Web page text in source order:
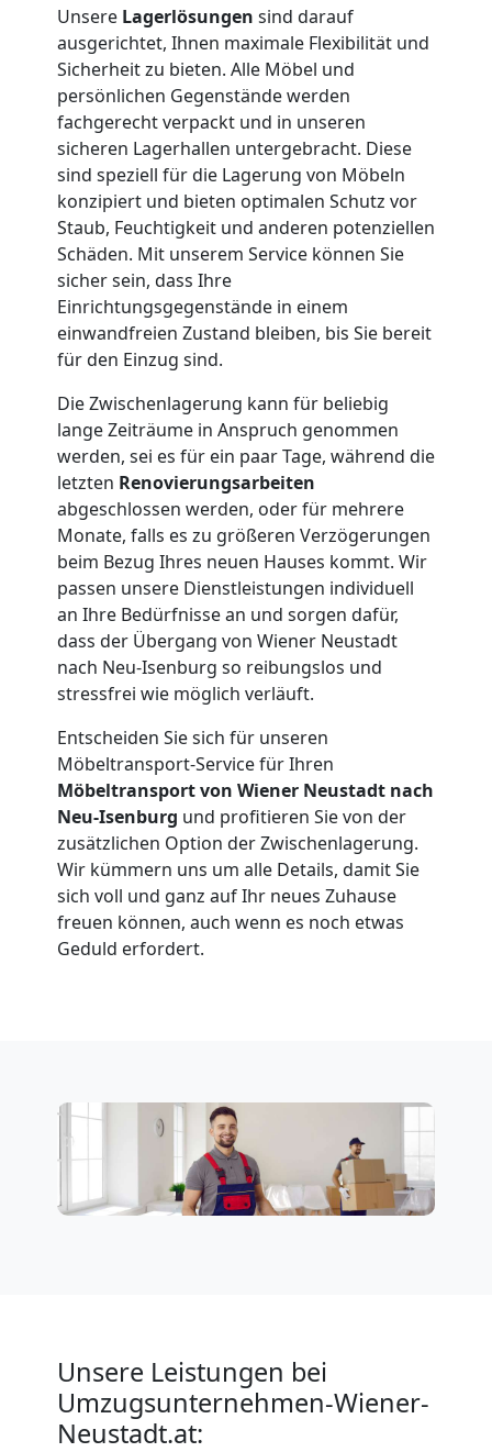
Unsere Lagerlösungen sind darauf
ausgerichtet, Ihnen maximale Flexibilität und
Sicherheit zu bieten. Alle Möbel und
persönlichen Gegenstände werden
fachgerecht verpackt und in unseren
sicheren Lagerhallen untergebracht. Diese
sind speziell für die Lagerung von Möbeln
konzipiert und bieten optimalen Schutz vor
Staub, Feuchtigkeit und anderen potenziellen
Schäden. Mit unserem Service können Sie
sicher sein, dass Ihre
Einrichtungsgegenstände in einem
einwandfreien Zustand bleiben, bis Sie bereit
für den Einzug sind.
Die Zwischenlagerung kann für beliebig
lange Zeiträume in Anspruch genommen
werden, sei es für ein paar Tage, während die
letzten Renovierungsarbeiten
abgeschlossen werden, oder für mehrere
Monate, falls es zu größeren Verzögerungen
beim Bezug Ihres neuen Hauses kommt. Wir
passen unsere Dienstleistungen individuell
an Ihre Bedürfnisse an und sorgen dafür,
dass der Übergang von Wiener Neustadt
nach Neu-Isenburg so reibungslos und
stressfrei wie möglich verläuft.
Entscheiden Sie sich für unseren
Möbeltransport-Service für Ihren
Möbeltransport von Wiener Neustadt nach
Neu-Isenburg und profitieren Sie von der
zusätzlichen Option der Zwischenlagerung.
Wir kümmern uns um alle Details, damit Sie
sich voll und ganz auf Ihr neues Zuhause
freuen können, auch wenn es noch etwas
Geduld erfordert.
Unsere Leistungen bei
Umzugsunternehmen-Wiener-
Neustadt.at:
Service-
Umzug
Wiener
Neustadt
Qualitäts-
Umzüge
Wiener
Neustadt
Vereinsumzug
Wiener
Neustadt
Anfrage
Möbeltransport
National
Möbeltransport
National
Beiladung
Internationaler
Umzug